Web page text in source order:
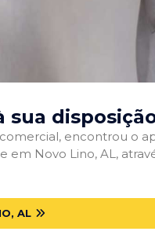
sua
encontrou o
Novo Lino, AL,
AL